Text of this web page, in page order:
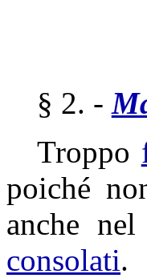
§ 2. -
Troppo
poiché
anche nel
consolati.